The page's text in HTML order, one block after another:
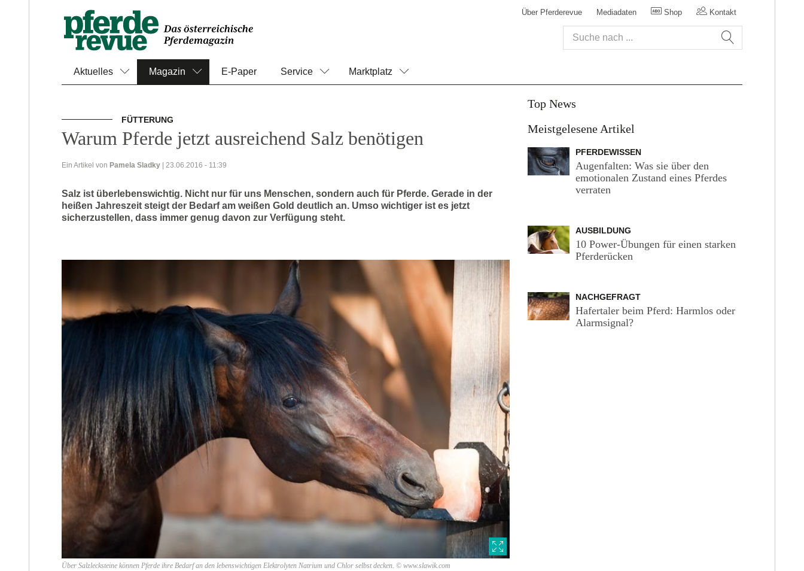
Über Pferderevue Mediadaten Shop Kontakt
Aktuelles Magazin E-Paper Service Marktplatz
FÜTTERUNG
Warum Pferde jetzt ausreichend Salz benötigen
Ein Artikel von Pamela Sladky | 23.06.2016 - 11:39
Salz ist überlebenswichtig. Nicht nur für uns Menschen, sondern auch für Pferde. Gerade in der
heißen Jahreszeit steigt der Bedarf am weißen Gold deutlich an. Umso wichtiger ist es jetzt
sicherzustellen, dass immer genug davon zur Verfügung steht.
Über Salzlecksteine können Pferde ihre Bedarf an den lebenswichtigen Elektrolyten Natrium und Chlor selbst decken. © www.slawik.com
Top News
Meistgelesene Artikel
PFERDEWISSEN
Augenfalten: Was sie über den
emotionalen Zustand eines Pferdes
verraten
AUSBILDUNG
10 Power-Übungen für einen starken
Pferderücken
NACHGEFRAGT
Hafertaler beim Pferd: Harmlos oder
Alarmsignal?